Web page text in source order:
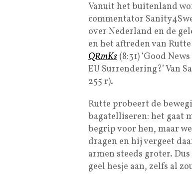
Vanuit het buitenland
commentator
over Nederland en de
en het aftreden van
QRmKs (8:31) ‘Good
EU Surrendering?’ Van
255 r).
Rutte probeert de
bagatelliseren: het gaat
begrip voor hen, maar
dragen en hij vergeet
armen steeds groter.
geel hesje aan, zelfs al